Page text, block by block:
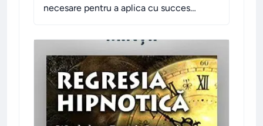
necesare pentru a aplica cu succes